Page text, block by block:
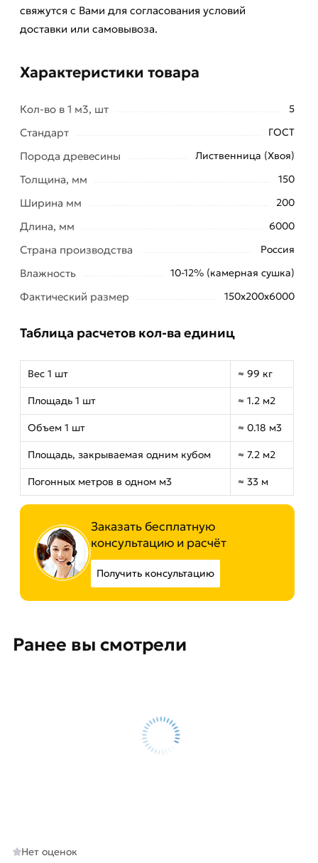
свяжутся с Вами для согласования условий
доставки или самовывоза.
Характеристики товара
Кол-во в 1 м3, шт 5
Стандарт ГОСТ
Порода древесины Лиственница (Хвоя)
Толщина, мм 150
Ширина мм 200
Длина, мм 6000
Страна производства Россия
Влажность 10-12% (камерная сушка)
Фактический размер 150х200х6000
Таблица расчетов кол-ва единиц
Вес 1 шт ≈ 99 кг
Площадь 1 шт ≈ 1.2 м2
Объем 1 шт ≈ 0.18 м3
Площадь, закрываемая одним кубом ≈ 7.2 м2
Погонных метров в одном м3 ≈ 33 м
Заказать бесплатную
консультацию и расчёт
Получить консультацию
Ранее вы смотрели
Нет оценок